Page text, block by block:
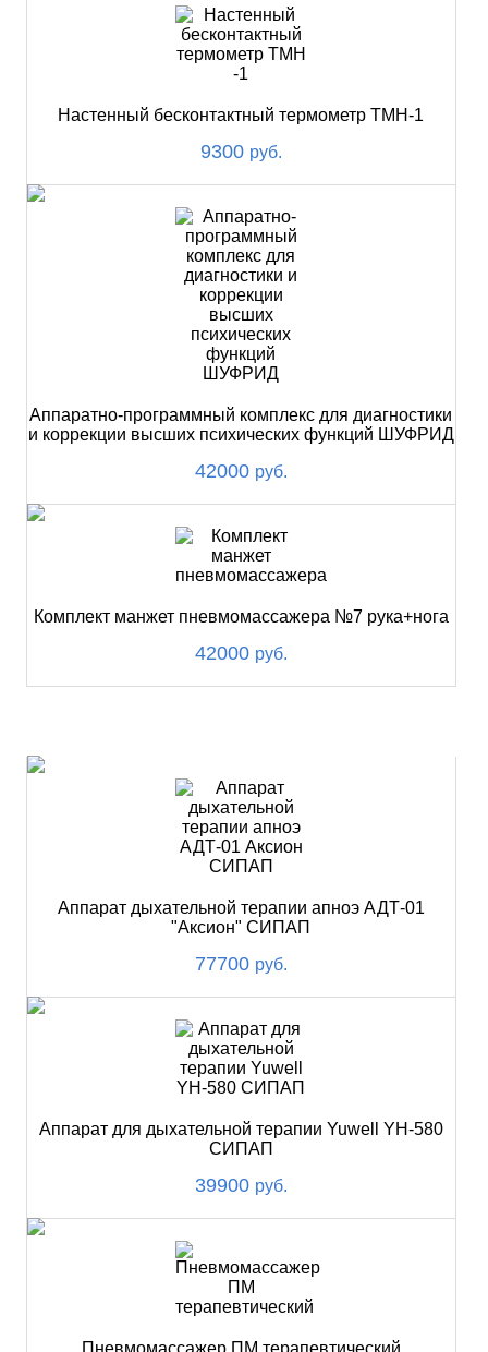
Настенный бесконтактный термометр ТМН-1
9300 руб.
Аппаратно-программный комплекс для диагностики
и коррекции высших психических функций ШУФРИД
42000 руб.
Комплект манжет пневмомассажера №7 рука+нога
42000 руб.
Аппарат дыхательной терапии апноэ АДТ-01
"Аксион" СИПАП
77700 руб.
Аппарат для дыхательной терапии Yuwell YH-580
СИПАП
39900 руб.
Пневмомассажер ПМ терапевтический